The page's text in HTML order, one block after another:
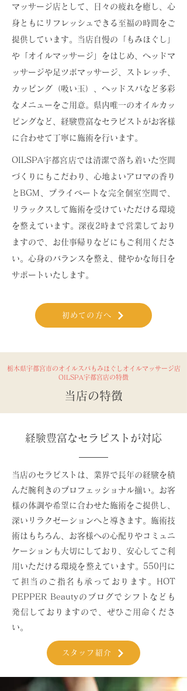
マッサージ店として、日々の疲れを癒し、心
身ともにリフレッシュできる至福の時間をご
提供しています。当店自慢の「もみほぐし」
や「オイルマッサージ」をはじめ、ヘッドマ
ッサージや足ツボマッサージ、ストレッチ、
カッピング（吸い玉）、ヘッドスパなど多彩
なメニューをご用意。県内唯一のオイルカッ
ピングなど、経験豊富なセラピストがお客様
に合わせて丁寧に施術を行います。
OILSPA宇都宮店では清潔で落ち着いた空間
づくりにもこだわり、心地よいアロマの香り
とBGM、プライベートな完全個室空間で、
リラックスして施術を受けていただける環境
を整えています。深夜2時まで営業しており
ますので、お仕事帰りなどにもご利用くださ
い。心身のバランスを整え、健やかな毎日を
サポートいたします。
初めての方へ
栃木県宇都宮市のオイルスパもみほぐしオイルマッサージ店
OILSPA宇都宮店の特徴
当店の特徴
経験豊富なセラピストが対応
当店のセラピストは、業界で長年の経験を積
んだ腕利きのプロフェッショナル揃い。お客
様の体調や希望に合わせた施術をご提供し、
深いリラクゼーションへと導きます。施術技
術はもちろん、お客様への心配りやコミュニ
ケーションも大切にしており、安心してご利
用いただける環境を整えています。550円に
て担当のご指名も承っております。HOT
PEPPER Beautyのブログでシフトなども
発信しておりますので、ぜひご用命くださ
い。
スタッフ紹介